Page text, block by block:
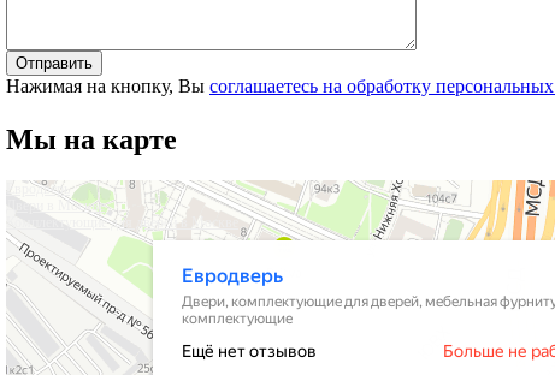
Нажимая на кнопку, Вы соглашаетесь на обработку
Мы на карте
Евродверь
Двери в Москве
Комплектующие для дверей в Москве